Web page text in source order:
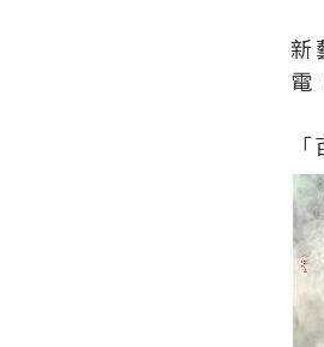
新
電